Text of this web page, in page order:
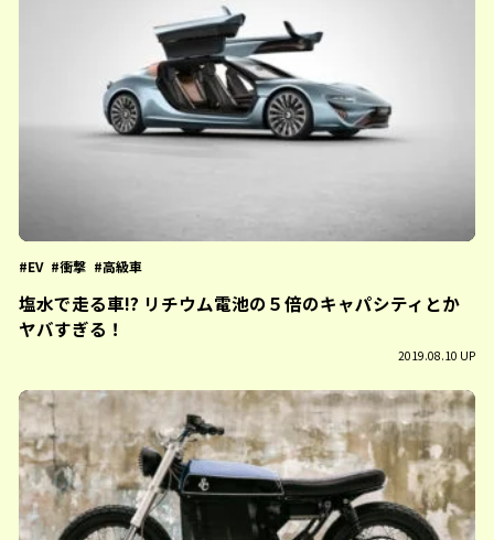
EV 衝撃 高級車
塩水で走る車!? リチウム電池の５倍のキャパシティとか
ヤバすぎる！
2019.08.10 UP